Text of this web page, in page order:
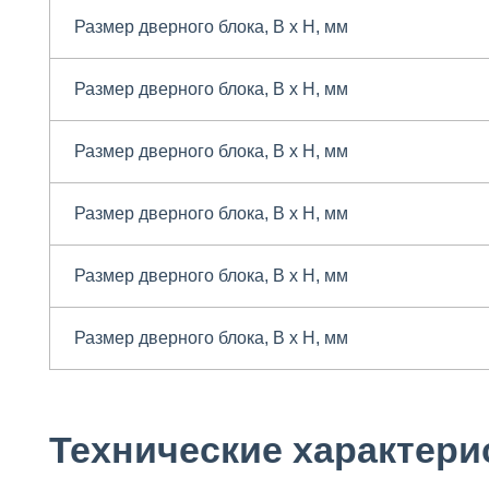
Размер дверного блока, B x H, мм
Размер дверного блока, B x H, мм
Размер дверного блока, B x H, мм
Размер дверного блока, B x H, мм
Размер дверного блока, B x H, мм
Размер дверного блока, B x H, мм
Технические